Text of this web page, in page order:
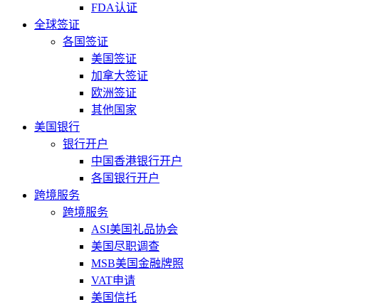
FDA认证
全球签证
各国签证
美国签证
加拿大签证
欧洲签证
其他国家
美国银行
银行开户
中国香港银行开户
各国银行开户
跨境服务
跨境服务
ASI美国礼品协会
美国尽职调查
MSB美国金融牌照
VAT申请
美国信托